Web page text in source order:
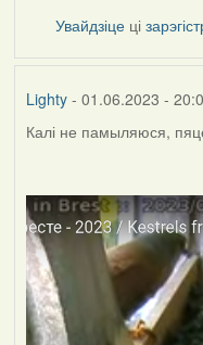
Увайдзіце ці
Lighty- 01.06.2023 -
Калі не памыляюся,